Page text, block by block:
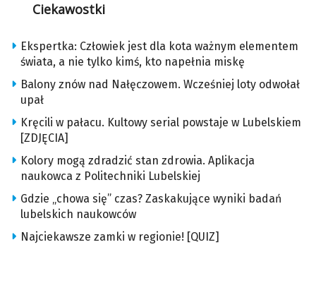
Ciekawostki
Ekspertka: Człowiek jest dla kota ważnym elementem
świata, a nie tylko kimś, kto napełnia miskę
Balony znów nad Nałęczowem. Wcześniej loty odwołał
upał
Kręcili w pałacu. Kultowy serial powstaje w Lubelskiem
[ZDJĘCIA]
Kolory mogą zdradzić stan zdrowia. Aplikacja
naukowca z Politechniki Lubelskiej
Gdzie „chowa się” czas? Zaskakujące wyniki badań
lubelskich naukowców
Najciekawsze zamki w regionie! [QUIZ]